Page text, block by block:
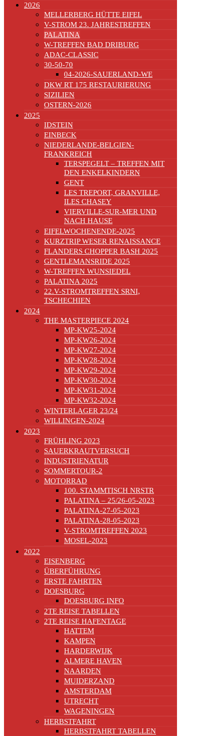
2026
MELLERBERG HÜTTE EIFEL
V-STROM 23. JAHRESTREFFEN
PALATINA
W-TREFFEN BAD DRIBURG
ADAC-CLASSIC
30-50-70
04-2026-SAUERLAND-WE
DKW RT 175 RESTAURIERUNG
SIZILIEN
OSTERN-2026
2025
IDSTEIN
EINBECK
NIEDERLANDE-BELGIEN-
FRANKREICH
TERSPEGELT – TREFFEN MIT
DEN ENKELKINDERN
GENT
LES TREPORT, GRANVILLE,
ILES CHASEY
VIERVILLE-SUR-MER UND
NACH HAUSE
EIFELWOCHENENDE-2025
KURZTRIP WESER RENAISSANCE
FLANDERS CHOPPER BASH 2025
GENTLEMANSRIDE 2025
W-TREFFEN WUNSIEDEL
PALATINA 2025
22.V-STROMTREFFEN SRNI,
TSCHECHIEN
2024
THE MASTERPIECE 2024
MP-KW25-2024
MP-KW26-2024
MP-KW27-2024
MP-KW28-2024
MP-KW29-2024
MP-KW30-2024
MP-KW31-2024
MP-KW32-2024
WINTERLAGER 23/24
WILLINGEN-2024
2023
FRÜHLING 2023
SAUERKRAUTVERSUCH
INDUSTRIENATUR
SOMMERTOUR-2
MOTORRAD
100. STAMMTISCH NRSTR
PALATINA – 25/26-05-2023
PALATINA-27-05-2023
PALATINA-28-05-2023
V-STROMTREFFEN 2023
MOSEL-2023
2022
EISENBERG
ÜBERFÜHRUNG
ERSTE FAHRTEN
DOESBURG
DOESBURG INFO
2TE REISE TABELLEN
2TE REISE HAFENTAGE
HATTEM
KAMPEN
HARDERWIJK
ALMERE HAVEN
NAARDEN
MUIDERZAND
AMSTERDAM
UTRECHT
WAGENINGEN
HERBSTFAHRT
HERBSTFAHRT TABELLEN